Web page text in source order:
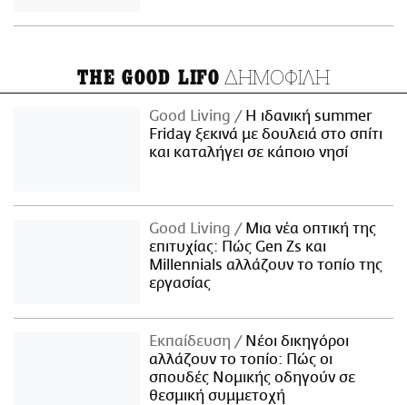
THE GOOD LIFO ΔΗΜΟΦΙΛΗ
Good Living
Η ιδανική summer
Friday ξεκινά με δουλειά στο σπίτι
και καταλήγει σε κάποιο νησί
Good Living
Μια νέα οπτική της
επιτυχίας: Πώς Gen Zs και
Millennials αλλάζουν το τοπίο της
εργασίας
Εκπαίδευση
Νέοι δικηγόροι
αλλάζουν το τοπίο: Πώς οι
σπουδές Νομικής οδηγούν σε
θεσμική συμμετοχή